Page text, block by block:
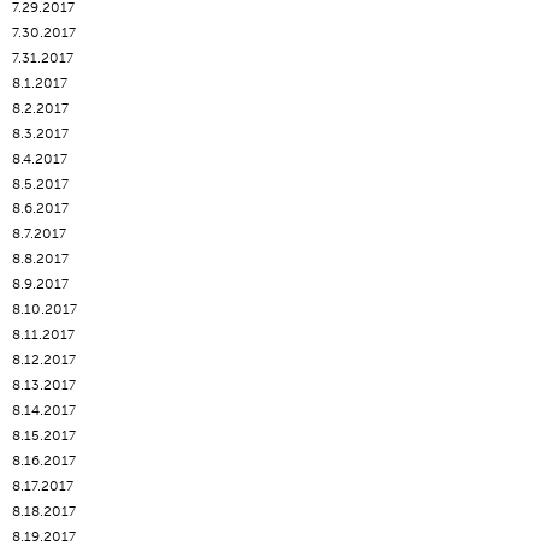
7.29.2017
7.30.2017
7.31.2017
8.1.2017
8.2.2017
8.3.2017
8.4.2017
8.5.2017
8.6.2017
8.7.2017
8.8.2017
8.9.2017
8.10.2017
8.11.2017
8.12.2017
8.13.2017
8.14.2017
8.15.2017
8.16.2017
8.17.2017
8.18.2017
8.19.2017